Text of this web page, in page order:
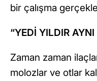
bir çalışma
“YEDİ YILDIR
Zaman zaman
molozlar ve otlar